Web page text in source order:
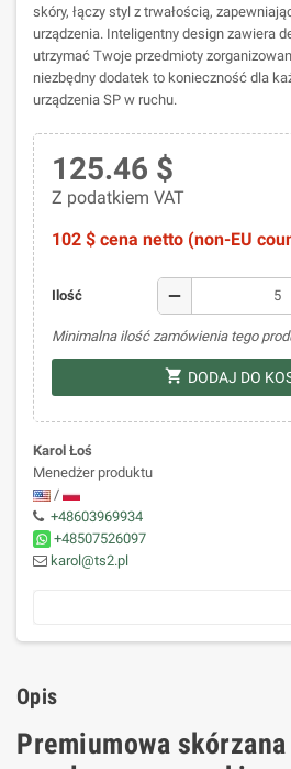
skóry, łączy styl z trwałością,
urządzenia. Inteligentny design zawiera
utrzymać Twoje przedmioty
niezbędny dodatek to konieczność dla
urządzenia SP w ruchu.
125.46 $
Z podatkiem VAT
102 $ cena netto (non-EU
Ilość remove
Minimalna ilość zamówienia tego
shopping_cart DODAJ DO
Karol Łoś
Menedżer produktu
/
+48603969934
+48507526097
karol@ts2.pl
Opis
Premiumowa